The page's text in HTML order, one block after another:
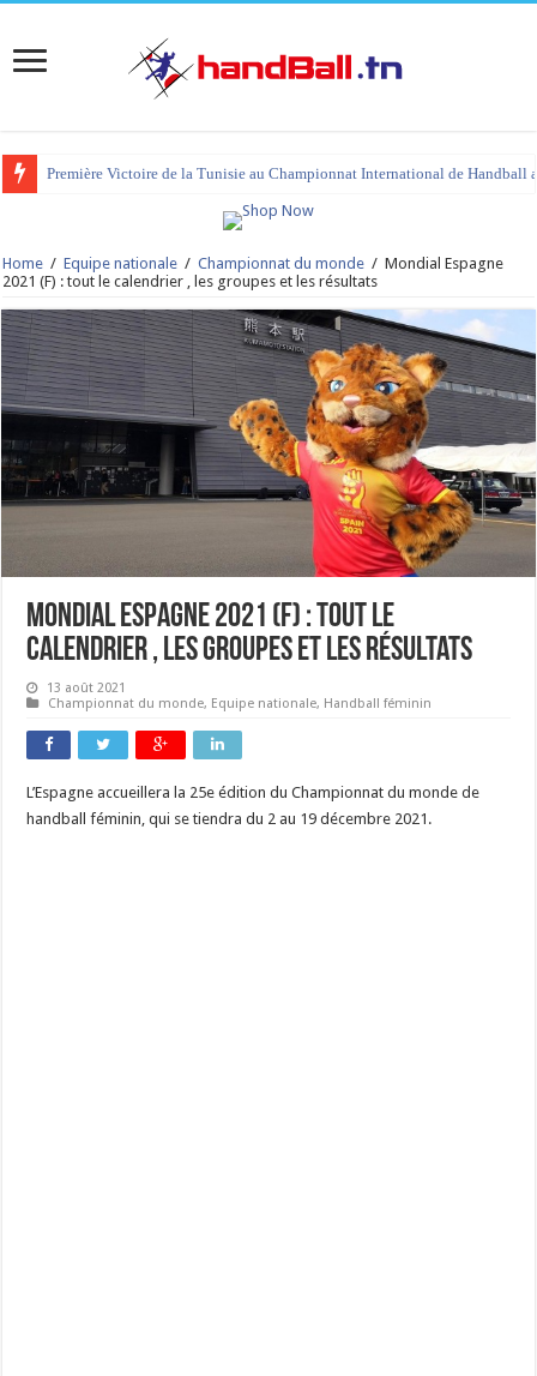
Première Victoire de la Tunisie au Championnat International de Handball
tournoi international Hammamet 2023 : programme et liste des joueurs
Home / Equipe nationale / Championnat du monde / Mondial Espagne
2021 (F) : tout le calendrier , les groupes et les résultats
Mondial Espagne 2021 (F) : tout le
calendrier , les groupes et les résultats
13 août 2021
Championnat du monde, Equipe nationale, Handball féminin
L’Espagne accueillera la 25e édition du Championnat du monde de
handball féminin, qui se tiendra du 2 au 19 décembre 2021.